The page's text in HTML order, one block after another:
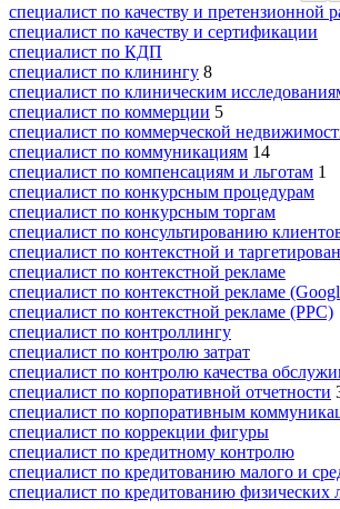
специалист по качеству и претензионной
специалист по качеству и сертификации
специалист по КДП
специалист по клинингу 8
специалист по клиническим
специалист по коммерции 5
специалист по коммерческой
специалист по коммуникациям 14
специалист по компенсациям и льготам 1
специалист по конкурсным процедурам
специалист по конкурсным торгам
специалист по консультированию
специалист по контекстной и
специалист по контекстной рекламе
специалист по контекстной рекламе
специалист по контекстной рекламе (PPC)
специалист по контроллингу
специалист по контролю затрат
специалист по контролю качества
специалист по корпоративной отчетности
специалист по корпоративным
специалист по коррекции фигуры
специалист по кредитному контролю
специалист по кредитованию малого и
специалист по кредитованию физических